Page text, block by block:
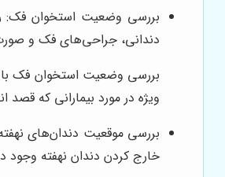
بررسی وضعیت استخوان فک:
دندانی، جراحی‌های فک و
بررسی وضعیت استخوان فک با
ویژه در مورد بیمارانی که قصد
بررسی موقعیت دندان‌های
خارج کردن دندان نهفته وجود